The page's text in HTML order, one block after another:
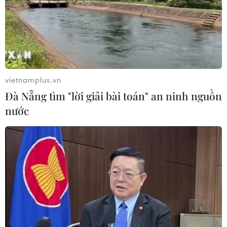
Xem thêm
CƠ QUAN CHỦ QUẢN: THÔNG TẤN XÃ VIỆT NAM
Tổng Biên tập: TRẦN TIẾN DUẨN
Phó Tổng Biên tập: NGUYỄN THỊ TÁM, KHÚC THANH
THỦY
Sở hữu trí tuệ
Quy định sử dụng
RSS
Hỗ trợ
vietnamplus.vn
Đà Nẵng tìm "lời giải bài toán" an ninh nguồn
nước